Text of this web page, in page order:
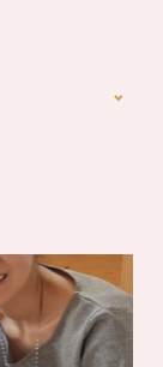
シフ